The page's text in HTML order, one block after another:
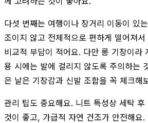
다섯 번째는 여행이나 장거리 이동이 있
조이지 않고 전체적으로 편하게 떨어져
비교적 부담이 적어요. 다만 롱 기장이라
용 시에는 발에 걸리지 않도록 주의하는
은 날은 기장감과 신발 조합을 꼭 체크해
관리 팁도 중요해요. 니트 특성상 세탁
것이 좋고, 가급적 자연 건조가 안전해요